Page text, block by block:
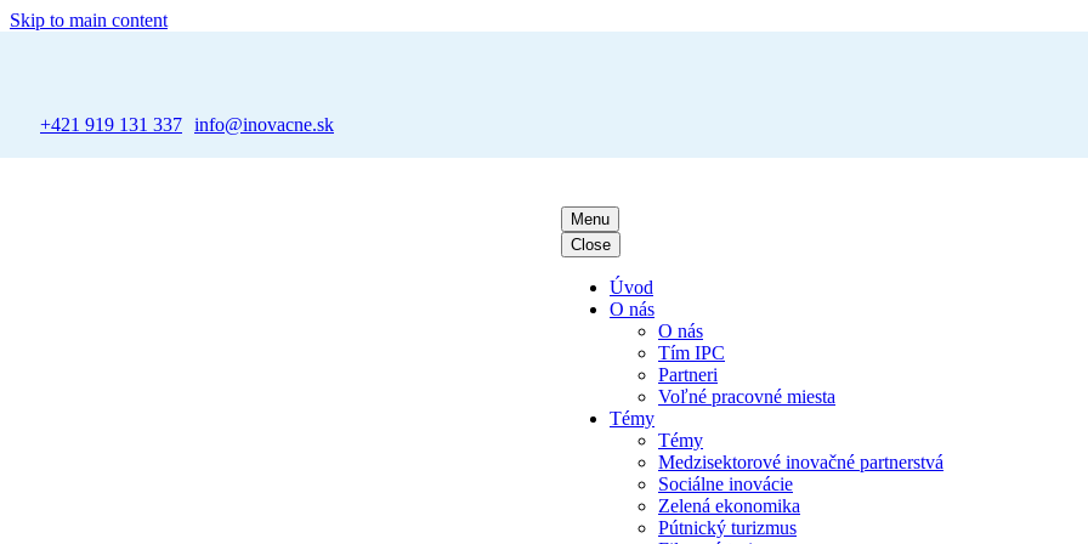
Skip to main content
+421 919 131 337 info@inovacne.sk
Menu
Close
Úvod
O nás
O nás
Tím IPC
Partneri
Voľné pracovné miesta
Témy
Témy
Medzisektorové inovačné partnerstvá
Sociálne inovácie
Zelená ekonomika
Pútnický turizmus